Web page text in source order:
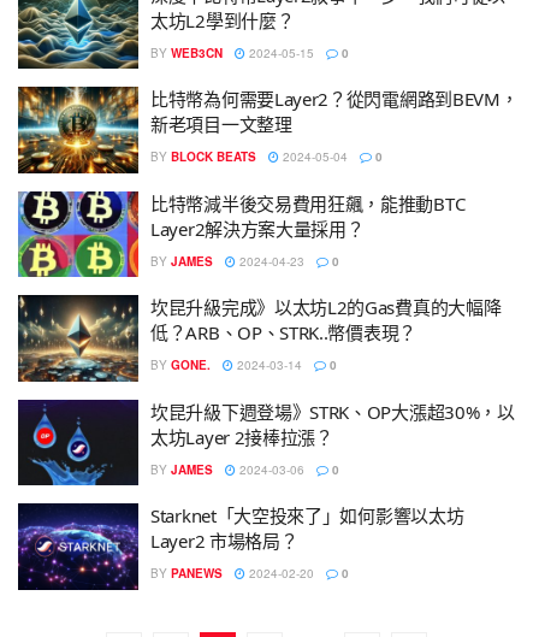
太坊L2學到什麼？
BY WEB3CN 2024-05-15 0
比特幣為何需要Layer2？從閃電網路到BEVM，
新老項目一文整理
BY BLOCK BEATS 2024-05-04 0
比特幣減半後交易費用狂飆，能推動BTC
Layer2解決方案大量採用？
BY JAMES 2024-04-23 0
坎昆升級完成》以太坊L2的Gas費真的大幅降
低？ARB、OP、STRK..幣價表現？
BY GONE. 2024-03-14 0
坎昆升級下週登場》STRK、OP大漲超30%，以
太坊Layer 2接棒拉漲？
BY JAMES 2024-03-06 0
Starknet「大空投來了」如何影響以太坊
Layer2 市場格局？
BY PANEWS 2024-02-20 0